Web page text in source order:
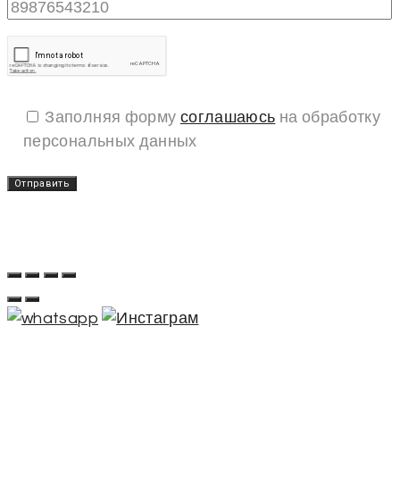
Заполняя форму соглашаюсь на обработку
персональных данных